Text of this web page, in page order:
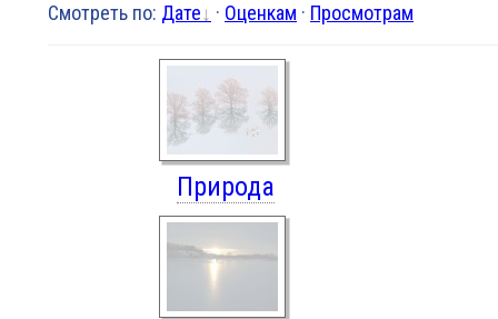
Смотреть по: Дате · Оценкам · Просмотрам
Природа